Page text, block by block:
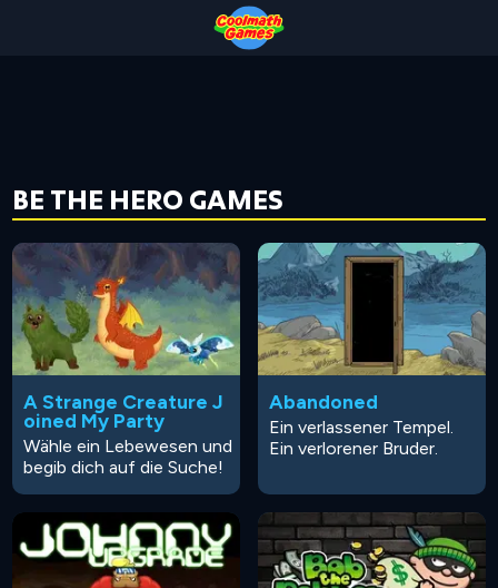
BE THE HERO GAMES
A Strange Creature J
oined My Party
Wähle ein Lebewesen und
begib dich auf die Suche!
Abandoned
Ein verlassener Tempel.
Ein verlorener Bruder.